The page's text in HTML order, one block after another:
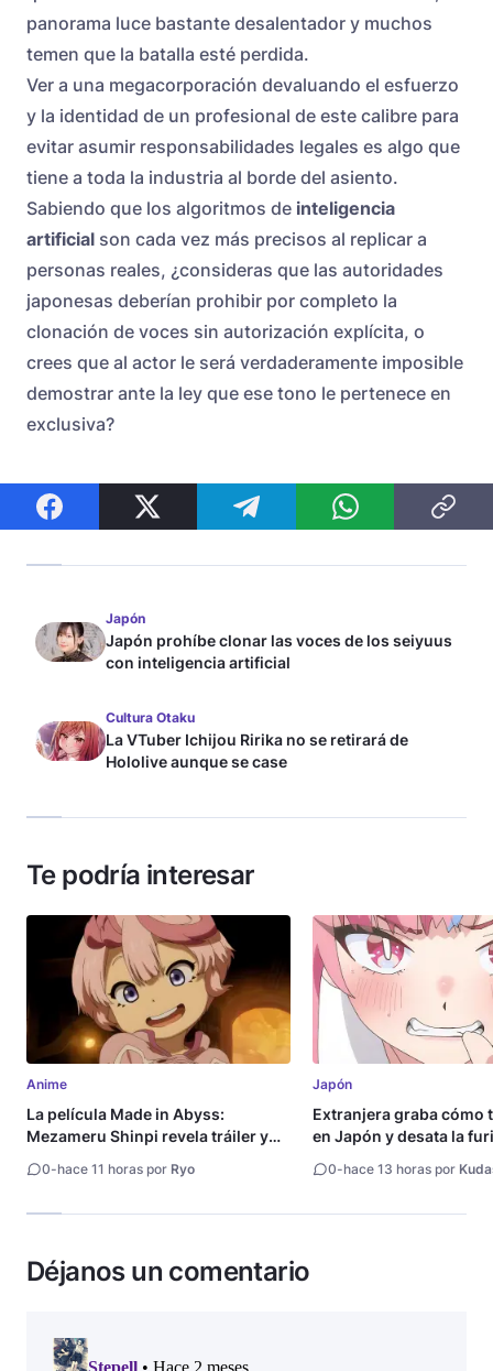
panorama luce bastante desalentador y muchos
temen que la batalla esté perdida.
Ver a una megacorporación devaluando el esfuerzo
y la identidad de un profesional de este calibre para
evitar asumir responsabilidades legales es algo que
tiene a toda la industria al borde del asiento.
Sabiendo que los algoritmos de inteligencia
artificial son cada vez más precisos al replicar a
personas reales, ¿consideras que las autoridades
japonesas deberían prohibir por completo la
clonación de voces sin autorización explícita, o
crees que al actor le será verdaderamente imposible
demostrar ante la ley que ese tono le pertenece en
exclusiva?
Japón
Japón prohíbe clonar las voces de los seiyuus
con inteligencia artificial
Cultura Otaku
La VTuber Ichijou Ririka no se retirará de
Hololive aunque se case
Te podría interesar
Anime
La película Made in Abyss:
Mezameru Shinpi revela tráiler y
0-hace 11 horas por Ryo
Japón
Extranjera graba cómo
en Japón y desata la
0-hace 13 horas por
Déjanos un comentario